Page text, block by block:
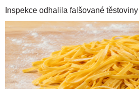
Inspekce odhalila falšované